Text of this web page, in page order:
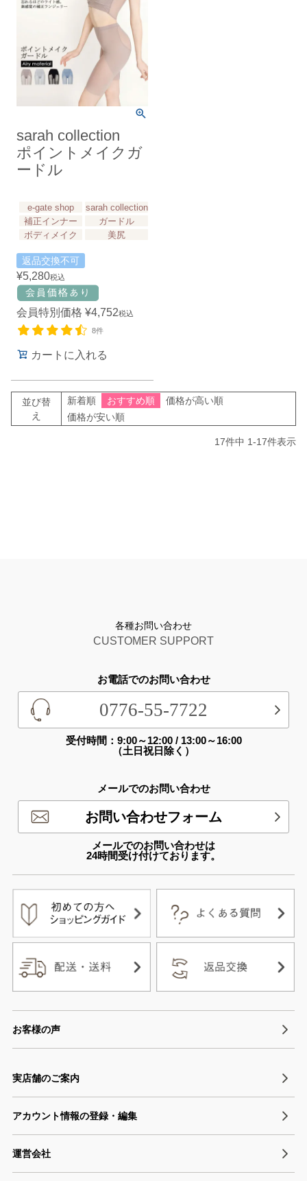
sarah collection
ポイントメイクガ
ードル
e-gate shop
sarah collection
補正インナー
ガードル
ボディメイク
美尻
返品交換不可
¥5,280税込
会員特別価格 ¥4,752税込
8件
カートに入れる
並び替
え
新着順 おすすめ順
価格が高い順
価格が安い順
17件中 1-17件表示
各種お問い合わせ
CUSTOMER SUPPORT
お電話でのお問い合わせ
0776-55-7722
受付時間：9:00～12:00 / 13:00～16:00
（土日祝日除く）
メールでのお問い合わせ
お問い合わせフォーム
メールでのお問い合わせは
24時間受け付けております。
お客様の声
実店舗のご案内
アカウント情報の登録・編集
運営会社